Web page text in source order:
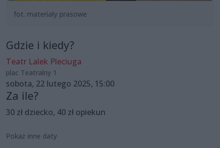
fot. materiały prasowe
Gdzie i kiedy?
Teatr Lalek Pleciuga
plac Teatralny 1
sobota, 22 lutego 2025, 15:00
Za ile?
30 zł dziecko, 40 zł opiekun
Pokaż inne daty